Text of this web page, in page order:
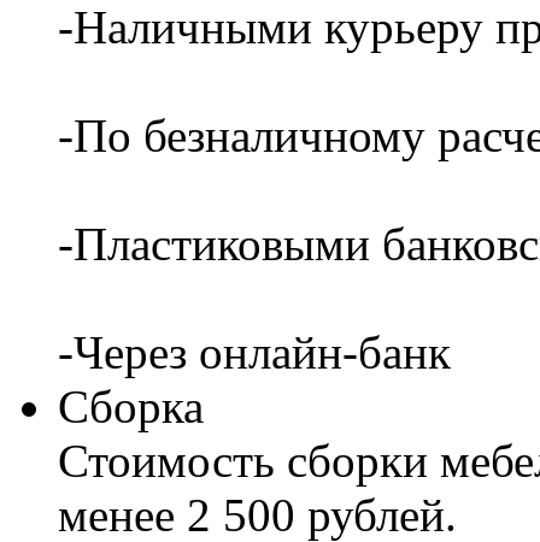
-Наличными курьеру
-По безналичному
-Пластиковыми
-Через онлайн-банк
Сборка
Стоимость сборки
менее 2 500 рублей.